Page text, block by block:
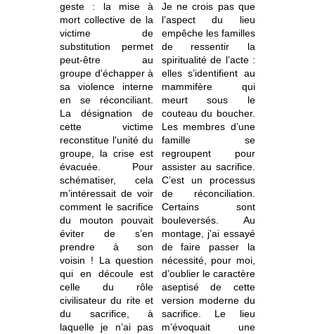
geste : la mise à
mort collective de la
victime de
substitution permet
peut-être au
groupe d'échapper à
sa violence interne
en se réconciliant.
La désignation de
cette victime
reconstitue l'unité du
groupe, la crise est
évacuée. Pour
schématiser, cela
m’intéressait de voir
comment le sacrifice
du mouton pouvait
éviter de s’en
prendre à son
voisin ! La question
qui en découle est
celle du rôle
civilisateur du rite et
du sacrifice, à
laquelle je n’ai pas
Je ne crois pas que
l’aspect du lieu
empêche les familles
de ressentir la
spiritualité de l’acte :
elles s’identifient au
mammifère qui
meurt sous le
couteau du boucher.
Les membres d’une
famille se
regroupent pour
assister au sacrifice.
C’est un processus
de réconciliation.
Certains sont
bouleversés. Au
montage, j’ai essayé
de faire passer la
nécessité, pour moi,
d’oublier le caractère
aseptisé de cette
version moderne du
sacrifice. Le lieu
m’évoquait une